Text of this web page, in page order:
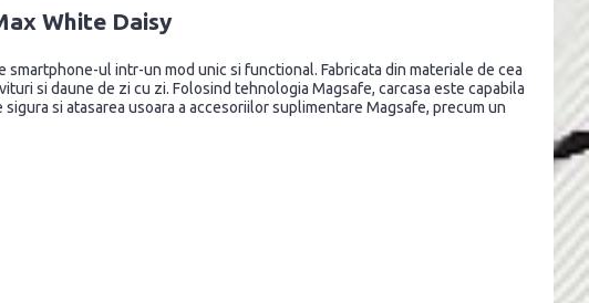
White Daisy
ul intr-un mod unic si functional. Fabricata din materiale de cea
si daune de zi cu zi. Folosind tehnologia Magsafe, carcasa este capabila
si atasarea usoara a accesoriilor suplimentare Magsafe, precum un